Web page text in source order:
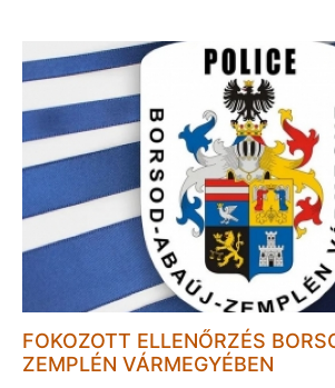
FOKOZOTT ELLENŐRZÉS
ZEMPLÉN VÁRMEGYÉBEN